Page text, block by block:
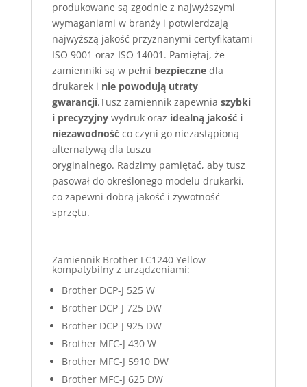
produkowane są zgodnie z najwyższymi
wymaganiami w branży i potwierdzają
najwyższą jakość przyznanymi certyfikatami
ISO 9001 oraz ISO 14001. Pamiętaj, że
zamienniki są w pełni bezpiecznedla
drukarek i nie powodują utraty
gwarancji.Tusz zamiennik zapewnia szybki
i precyzyjnywydruk oraz idealną jakość i
niezawodnośćco czyni go niezastąpioną
alternatywą dla tuszu
oryginalnego. Radzimy pamiętać, aby tusz
pasował do określonego modelu drukarki,
co zapewni dobrą jakość i żywotność
sprzętu.
Zamiennik Brother LC1240 Yellow
kompatybilny z urządzeniami:
Brother DCP-J 525 W
Brother DCP-J 725 DW
Brother DCP-J 925 DW
Brother MFC-J 430 W
Brother MFC-J 5910 DW
Brother MFC-J 625 DW